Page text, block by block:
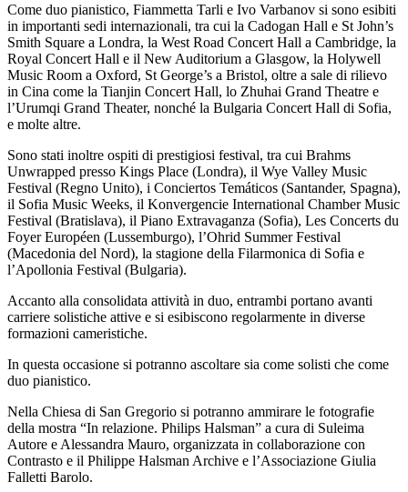
Come duo pianistico, Fiammetta Tarli e Ivo Varbanov si sono esibiti
in importanti sedi internazionali, tra cui la Cadogan Hall e St John’s
Smith Square a Londra, la West Road Concert Hall a Cambridge, la
Royal Concert Hall e il New Auditorium a Glasgow, la Holywell
Music Room a Oxford, St George’s a Bristol, oltre a sale di rilievo
in Cina come la Tianjin Concert Hall, lo Zhuhai Grand Theatre e
l’Urumqi Grand Theater, nonché la Bulgaria Concert Hall di Sofia,
e molte altre.
Sono stati inoltre ospiti di prestigiosi festival, tra cui Brahms
Unwrapped presso Kings Place (Londra), il Wye Valley Music
Festival (Regno Unito), i Conciertos Temáticos (Santander, Spagna),
il Sofia Music Weeks, il Konvergencie International Chamber Music
Festival (Bratislava), il Piano Extravaganza (Sofia), Les Concerts du
Foyer Européen (Lussemburgo), l’Ohrid Summer Festival
(Macedonia del Nord), la stagione della Filarmonica di Sofia e
l’Apollonia Festival (Bulgaria).
Accanto alla consolidata attività in duo, entrambi portano avanti
carriere solistiche attive e si esibiscono regolarmente in diverse
formazioni cameristiche.
In questa occasione si potranno ascoltare sia come solisti che come
duo pianistico.
Nella Chiesa di San Gregorio si potranno ammirare le fotografie
della mostra “In relazione. Philips Halsman” a cura di Suleima
Autore e Alessandra Mauro, organizzata in collaborazione con
Contrasto e il Philippe Halsman Archive e l’Associazione Giulia
Falletti Barolo.